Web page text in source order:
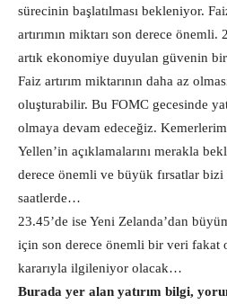
sürecinin başlatılması bekleniyor.
artırımın miktarı son derece önemli.
artık ekonomiye duyulan güvenin bir
Faiz artırım miktarının daha az
oluşturabilir. Bu FOMC gecesinde
olmaya devam edeceğiz.
Yellen’in açıklamalarını merakla
derece önemli ve büyük fırsatlar
saatlerde…
23.45’de ise Yeni Zelanda’dan
için son derece önemli bir veri fakat
kararıyla ilgileniyor olacak…
Burada yer alan yatırım bilgi,